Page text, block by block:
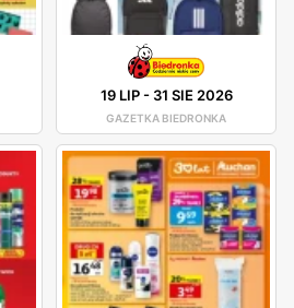
19 LIP- 31 SIE 2026
GAZETKA BIEDRONKA